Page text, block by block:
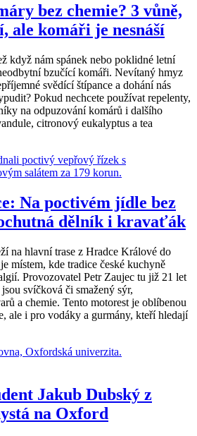
bez chemie? 3 vůně,
ale komáři je nesnáší
když nám spánek nebo poklidné letní
bzučící komáři. Nevítaný hmyz
svědící štípance a dohání nás
Pokud nechcete používat repelenty,
na odpuzování komárů i dalšího
citronový eukalyptus a tea
Na poctivém jídle bez
dělník i kravaťák
na hlavní trase z Hradce Králové do
místem, kde tradice české kuchyně
Provozovatel Petr Zaujec tu již 21 let
svíčková či smažený sýr,
a chemie. Tento motorest je oblíbenou
ale i pro vodáky a gurmány, kteří hledají
Jakub Dubský z
na Oxford